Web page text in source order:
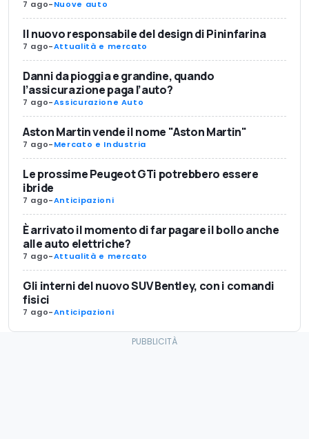
7 ago-Nuove auto
Il nuovo responsabile del design di Pininfarina
7 ago-Attualità e mercato
Danni da pioggia e grandine, quando
l’assicurazione paga l’auto?
7 ago-Assicurazione Auto
Aston Martin vende il nome "Aston Martin"
7 ago-Mercato e Industria
Le prossime Peugeot GTi potrebbero essere
ibride
7 ago-Anticipazioni
È arrivato il momento di far pagare il bollo anche
alle auto elettriche?
7 ago-Attualità e mercato
Gli interni del nuovo SUV Bentley, con i comandi
fisici
7 ago-Anticipazioni